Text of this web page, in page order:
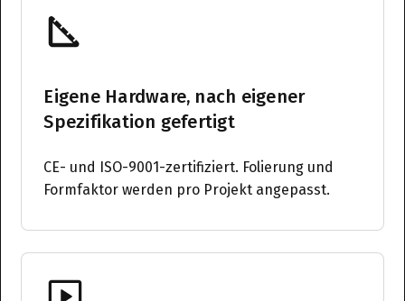
Eigene Hardware, nach eigener
Spezifikation gefertigt
CE- und ISO-9001-zertifiziert. Folierung und
Formfaktor werden pro Projekt angepasst.